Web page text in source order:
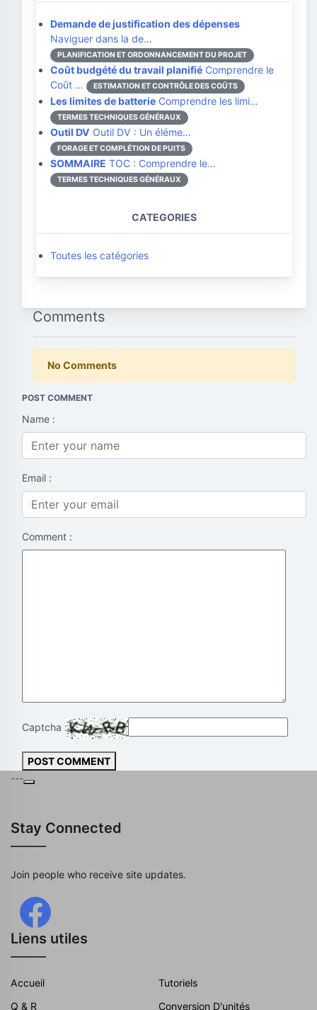
Demande de justification des dépenses
Naviguer dans la de…
PLANIFICATION ET ORDONNANCEMENT DU PROJET
Coût budgété du travail planifié Comprendre le
Coût …
ESTIMATION ET CONTRÔLE DES COÛTS
Les limites de batterie Comprendre les limi…
TERMES TECHNIQUES GÉNÉRAUX
Outil DV Outil DV : Un éléme…
FORAGE ET COMPLÉTION DE PUITS
SOMMAIRE TOC : Comprendre le…
TERMES TECHNIQUES GÉNÉRAUX
CATEGORIES
Toutes les catégories
Comments
No Comments
POST COMMENT
Name :
Email :
Comment :
Captcha :
POST COMMENT
---
Stay Connected
Join people who receive site updates.
Liens utiles
Accueil
Tutoriels
Q & R
Conversion D'unités